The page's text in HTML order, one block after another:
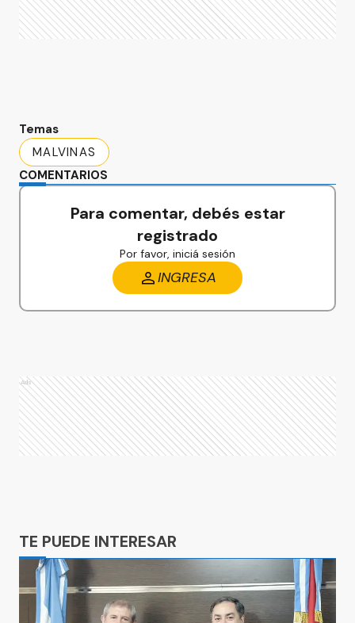
Temas
MALVINAS
COMENTARIOS
Para comentar, debés estar
registrado
Por favor, iniciá sesión
INGRESA
Ads
TE PUEDE INTERESAR